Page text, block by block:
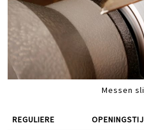
Messen
REGULIERE